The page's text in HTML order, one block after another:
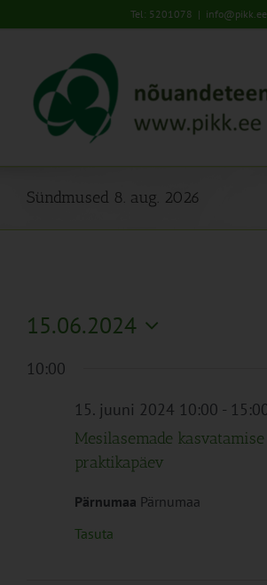
to
Tel: 5201078 | info@pikk.ee
Sündmused 8. aug. 2026
15.06.2024
kuupäev.
10:00
15. juuni 2024 10:00 -
Mesilasemade
praktikapäev
Pärnumaa Pärnumaa
Tasuta